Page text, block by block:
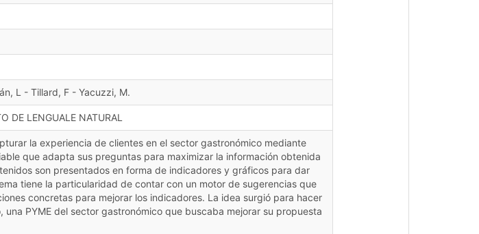
L - Tillard, F - Yacuzzi, M.
DE LENGUALE NATURAL
la experiencia de clientes en el sector gastronómico mediante
que adapta sus preguntas para maximizar la información obtenida
son presentados en forma de indicadores y gráficos para dar
tiene la particularidad de contar con un motor de sugerencias que
concretas para mejorar los indicadores. La idea surgió para hacer
PYME del sector gastronómico que buscaba mejorar su propuesta